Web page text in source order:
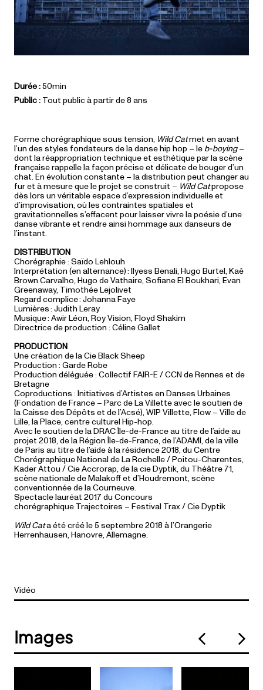
Durée :50min
Public : Tout public à partir de 8 ans
Forme chorégraphique sous tension, Wild Catmet en avant
l’un des styles fondateurs de la danse hip hop – le b-boying–
dont la réappropriation technique et esthétique par la scène
française rappelle la façon précise et délicate de bouger d’un
chat. En évolution constante – la distribution peut changer au
fur et à mesure que le projet se construit – Wild Catpropose
dès lors un véritable espace d’expression individuelle et
d’improvisation, où les contraintes spatiales et
gravitationnelles s’effacent pour laisser vivre la poésie d’une
danse vibrante et rendre ainsi hommage aux danseurs de
l’instant.
DISTRIBUTION
Chorégraphie : Saïdo Lehlouh
Interprétation (en alternance) : Ilyess Benali, Hugo Burtel, Kaê
Brown Carvalho, Hugo de Vathaire, Sofiane El Boukhari, Evan
Greenaway, Timothée Lejolivet
Regard complice : Johanna Faye
Lumières : Judith Leray
Musique : Awir Léon, Roy Vision, Floyd Shakim
Directrice de production : Céline Gallet
PRODUCTION
Une création de la Cie Black Sheep
Production : Garde Robe
Production déléguée : Collectif FAIR-E / CCN de Rennes et de
Bretagne
Coproductions : Initiatives d’Artistes en Danses Urbaines
(Fondation de France – Parc de La Villette avec le soutien de
la Caisse des Dépôts et de l’Acsé), WIP Villette, Flow – Ville de
Lille, la Place, centre culturel Hip-hop.
Avec le soutien de la DRAC Île-de-France au titre de l’aide au
projet 2018, de la Région Île-de-France, de l’ADAMI, de la ville
de Paris au titre de l’aide à la résidence 2018, du Centre
Chorégraphique National de La Rochelle / Poitou-Charentes,
Kader Attou / Cie Accrorap, de la cie Dyptik, du Théâtre 71,
scène nationale de Malakoff et d’Houdremont, scène
conventionnée de la Courneuve.
Spectacle lauréat 2017 du Concours
chorégraphique Trajectoires – Festival Trax / Cie Dyptik
Wild Cata été créé le 5 septembre 2018 à l’Orangerie
Herrenhausen, Hanovre, Allemagne.
Vidéo
Images